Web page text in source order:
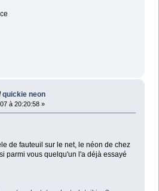
quickie neon
à 20:20:58 »
de fauteuil sur le net, le néon de chez
parmi vous quelqu'un l'a déjà essayé